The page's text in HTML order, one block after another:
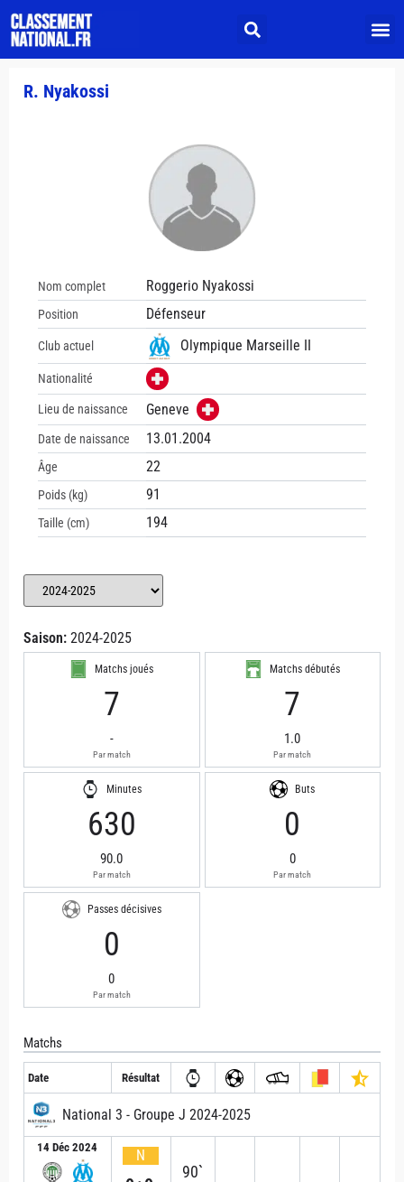
R. Nyakossi
Nom complet Roggerio Nyakossi
Position Défenseur
Club actuel Olympique Marseille II
Nationalité
Lieu de naissance Geneve
Date de naissance 13.01.2004
Âge 22
Poids (kg) 91
Taille (cm) 194
Saison: 2024-2025
Matchs joués
7
-
Par match
Matchs débutés
7
1.0
Par match
Minutes
630
90.0
Par match
Buts
0
0
Par match
Passes décisives
0
0
Par match
Matchs
Date Résultat
National 3 - Groupe J 2024-2025
14 Déc 2024 N
90`